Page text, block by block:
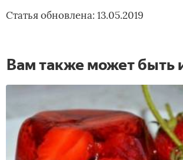
Статья обновлена: 13.05.2019
Вам также может быть